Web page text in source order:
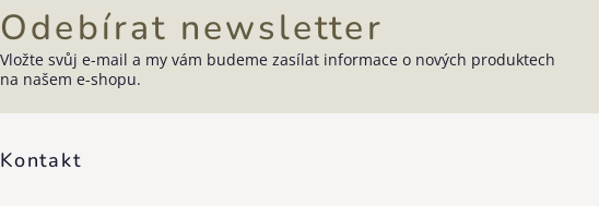
Zápatí
Kontakt
Odebírat newsletter
Vložte svůj e-mail a my vám budeme zasílat informace o nových produktech
na našem e-shopu.